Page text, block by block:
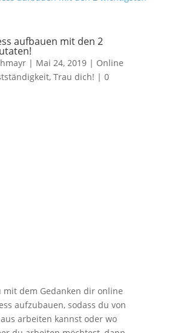
aufbauen mit den 2
| Mai 24, 2019| Online
, Trau dich! | 0
mit dem Gedanken dir online
aufzubauen, sodass du von
arbeiten kannst oder wo